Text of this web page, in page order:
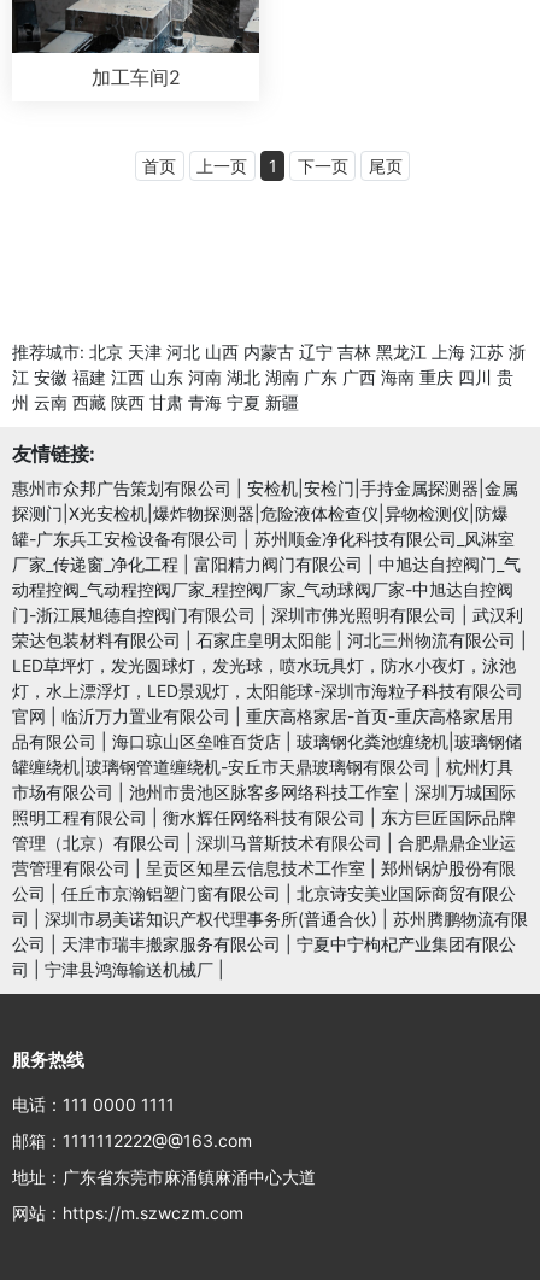
加工车间2
首页 上一页 1 下一页 尾页
推荐城市: 北京 天津 河北 山西 内蒙古 辽宁 吉林 黑龙江 上海 江苏 浙
江 安徽 福建 江西 山东 河南 湖北 湖南 广东 广西 海南 重庆 四川 贵
州 云南 西藏 陕西 甘肃 青海 宁夏 新疆
友情链接:
惠州市众邦广告策划有限公司
安检机|安检门|手持金属探测器|金属
探测门|X光安检机|爆炸物探测器|危险液体检查仪|异物检测仪|防爆
罐-广东兵工安检设备有限公司
苏州顺金净化科技有限公司_风淋室
厂家_传递窗_净化工程
富阳精力阀门有限公司
中旭达自控阀门_气
动程控阀_气动程控阀厂家_程控阀厂家_气动球阀厂家-中旭达自控阀
门-浙江展旭德自控阀门有限公司
深圳市佛光照明有限公司
武汉利
荣达包装材料有限公司
石家庄皇明太阳能 河北三州物流有限公司
LED草坪灯，发光圆球灯，发光球，喷水玩具灯，防水小夜灯，泳池
灯，水上漂浮灯，LED景观灯，太阳能球-深圳市海粒子科技有限公司
官网
临沂万力置业有限公司
重庆高格家居-首页-重庆高格家居用
品有限公司
海口琼山区垒唯百货店
玻璃钢化粪池缠绕机|玻璃钢储
罐缠绕机|玻璃钢管道缠绕机-安丘市天鼎玻璃钢有限公司
杭州灯具
市场有限公司
池州市贵池区脉客多网络科技工作室
深圳万城国际
照明工程有限公司
衡水辉任网络科技有限公司
东方巨匠国际品牌
管理（北京）有限公司
深圳马普斯技术有限公司
合肥鼎鼎企业运
营管理有限公司
呈贡区知星云信息技术工作室
郑州锅炉股份有限
公司
任丘市京瀚铝塑门窗有限公司
北京诗安美业国际商贸有限公
司
深圳市易美诺知识产权代理事务所(普通合伙)
苏州腾鹏物流有限
公司
天津市瑞丰搬家服务有限公司
宁夏中宁枸杞产业集团有限公
司
宁津县鸿海输送机械厂
服务热线
电话：111 0000 1111
邮箱：1111112222@@163.com
地址：广东省东莞市麻涌镇麻涌中心大道
网站：https://m.szwczm.com